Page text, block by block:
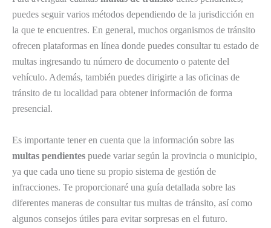
puedes seguir varios métodos dependiendo de la jurisdicción en
la que te encuentres. En general, muchos organismos de tránsito
ofrecen plataformas en línea donde puedes consultar tu estado de
multas ingresando tu número de documento o patente del
vehículo. Además, también puedes dirigirte a las oficinas de
tránsito de tu localidad para obtener información de forma
presencial.
Es importante tener en cuenta que la información sobre las
multas pendientes puede variar según la provincia o municipio,
ya que cada uno tiene su propio sistema de gestión de
infracciones. Te proporcionaré una guía detallada sobre las
diferentes maneras de consultar tus multas de tránsito, así como
algunos consejos útiles para evitar sorpresas en el futuro.